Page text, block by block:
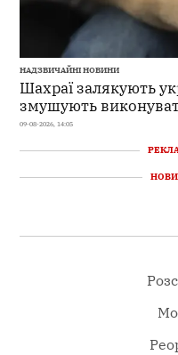
НАДЗВИЧАЙНІ НОВИНИ
Шахраї залякують
змушують
09-08-2026, 14:05